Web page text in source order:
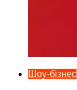
Шоу-бізнес